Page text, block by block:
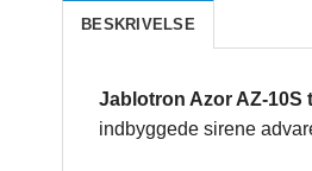
BESKRIVELSE
Jablotron Azor AZ-
indbyggede sirene